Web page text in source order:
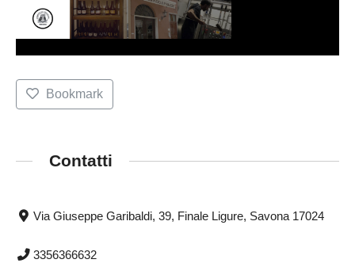
Bookmark
Contatti
Via Giuseppe Garibaldi, 39, Finale Ligure, Savona 17024
3356366632